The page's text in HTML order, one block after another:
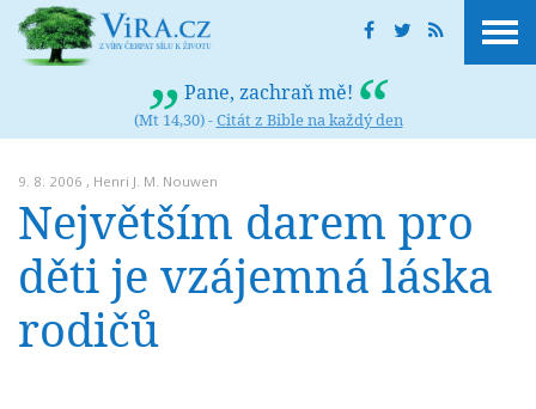
Pane, zachraň mě!
(Mt 14,30) -Citát z Bible na každý den
9. 8. 2006 , Henri J. M. Nouwen
Největším darem pro
děti je vzájemná láska
rodičů